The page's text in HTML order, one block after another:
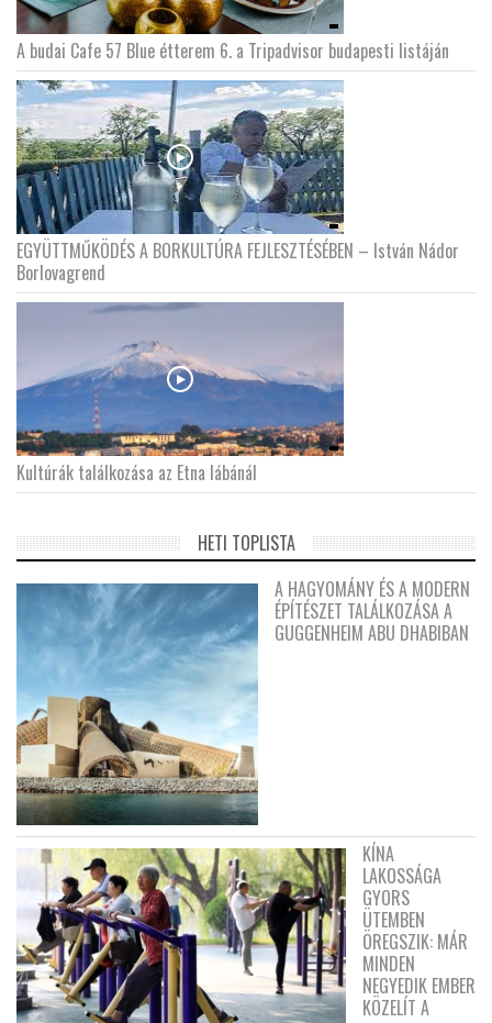
A budai Cafe 57 Blue étterem 6. a Tripadvisor budapesti listáján
EGYÜTTMŰKÖDÉS A BORKULTÚRA FEJLESZTÉSÉBEN – István Nádor
Borlovagrend
Kultúrák találkozása az Etna lábánál
HETI TOPLISTA
A HAGYOMÁNY ÉS A MODERN
ÉPÍTÉSZET TALÁLKOZÁSA A
GUGGENHEIM ABU DHABIBAN
KÍNA
LAKOSSÁGA
GYORS
ÜTEMBEN
ÖREGSZIK: MÁR
MINDEN
NEGYEDIK EMBER
KÖZELÍT A